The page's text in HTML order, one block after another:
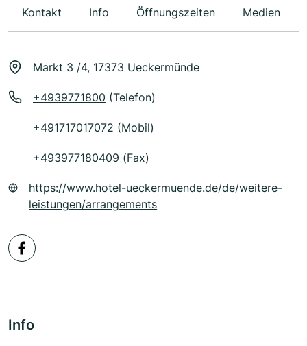
Kontakt Info Öffnungszeiten Medien
Markt 3 /4, 17373 Ueckermünde
+4939771800 (Telefon)
+491717017072 (Mobil)
+493977180409 (Fax)
https://www.hotel-ueckermuende.de/de/weitere-
leistungen/arrangements
Info